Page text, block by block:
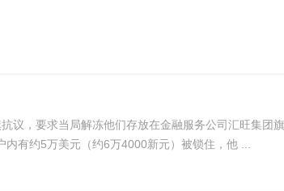
，要求当局解冻他们存放在金融服务公司汇旺集团旗
有约5万美元（约6万4000新元）被锁住，他 ...